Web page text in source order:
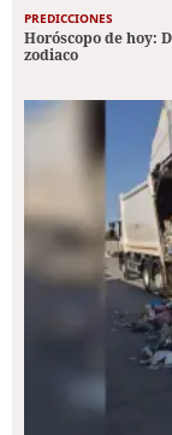
PREDICCIONES
Horóscopo de hoy:
zodiaco